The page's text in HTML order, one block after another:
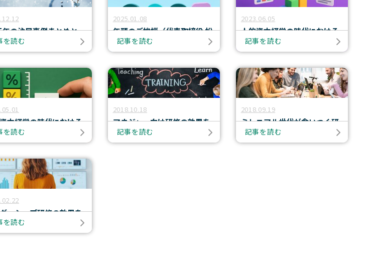
の注目事例まとめと、
年 SLII®3.0 へ進化
を読む
2025.01.08
年頭のご挨拶（代表取締役 松
村卓朗）～PFCの2024年の活
動ハイライトと2025年の挑戦
～
記事を読む
2023.06.05
人的資本経営の時代における
研修効果測定の意義と手法
（後編）
記事を読む
本経営の時代における
効果測定の意義と手法
）
を読む
2018.10.18
マネジャー向け研修の効果を
確実に上げる方法
記事を読む
2018.09.19
ミレニアル世代が食いつく研
修とは
記事を読む
ーシップ研修の効果を
測定するか（その１）
を読む
INSPIRED LEADERS™
お問い合わせ
MY BLANCHARD ログイン
るサービスです。
できます。
法を学ぶ。
人をよりよく理解できるようになります。
的アプローチ～